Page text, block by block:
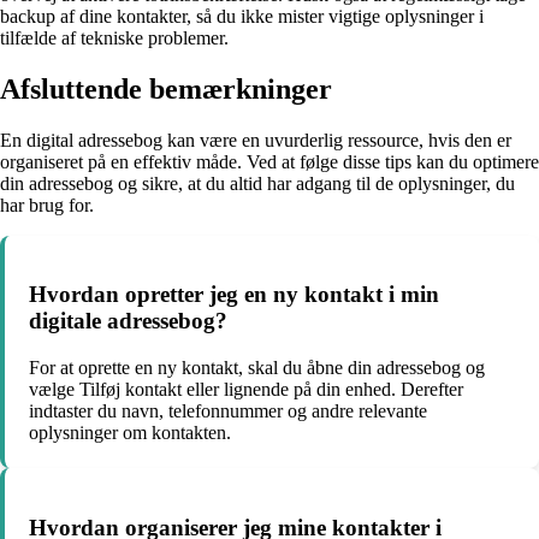
backup af dine kontakter, så du ikke mister vigtige oplysninger i
tilfælde af tekniske problemer.
Afsluttende bemærkninger
En digital adressebog kan være en uvurderlig ressource, hvis den er
organiseret på en effektiv måde. Ved at følge disse tips kan du optimere
din adressebog og sikre, at du altid har adgang til de oplysninger, du
har brug for.
Hvordan opretter jeg en ny kontakt i min
digitale adressebog?
For at oprette en ny kontakt, skal du åbne din adressebog og
vælge Tilføj kontakt eller lignende på din enhed. Derefter
indtaster du navn, telefonnummer og andre relevante
oplysninger om kontakten.
Hvordan organiserer jeg mine kontakter i